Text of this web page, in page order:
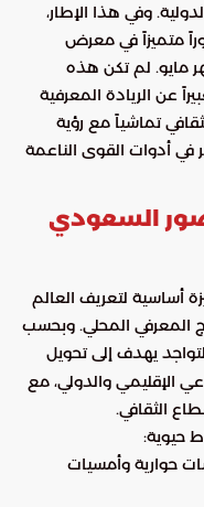
وفي هذا الإطار،
متميزاً في معرض
مايو. لم تكن هذه
عن الريادة المعرفية
تماشياً مع رؤية
في أدوات القوى الناعمة
السعودي
أساسية لتعريف العالم
المعرفي المحلي. وبحسب
يهدف إلى تحويل
الإقليمي والدولي، مع
الثقافي.
حيوية:
حوارية وأمسيات